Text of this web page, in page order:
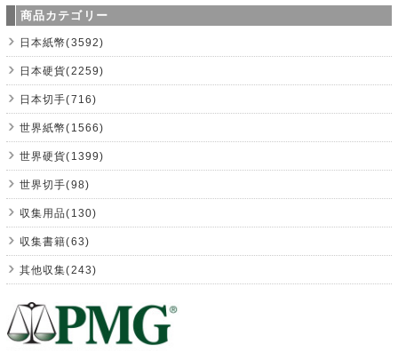
商品カテゴリー
日本紙幣(3592)
日本硬貨(2259)
日本切手(716)
世界紙幣(1566)
世界硬貨(1399)
世界切手(98)
収集用品(130)
収集書籍(63)
其他収集(243)